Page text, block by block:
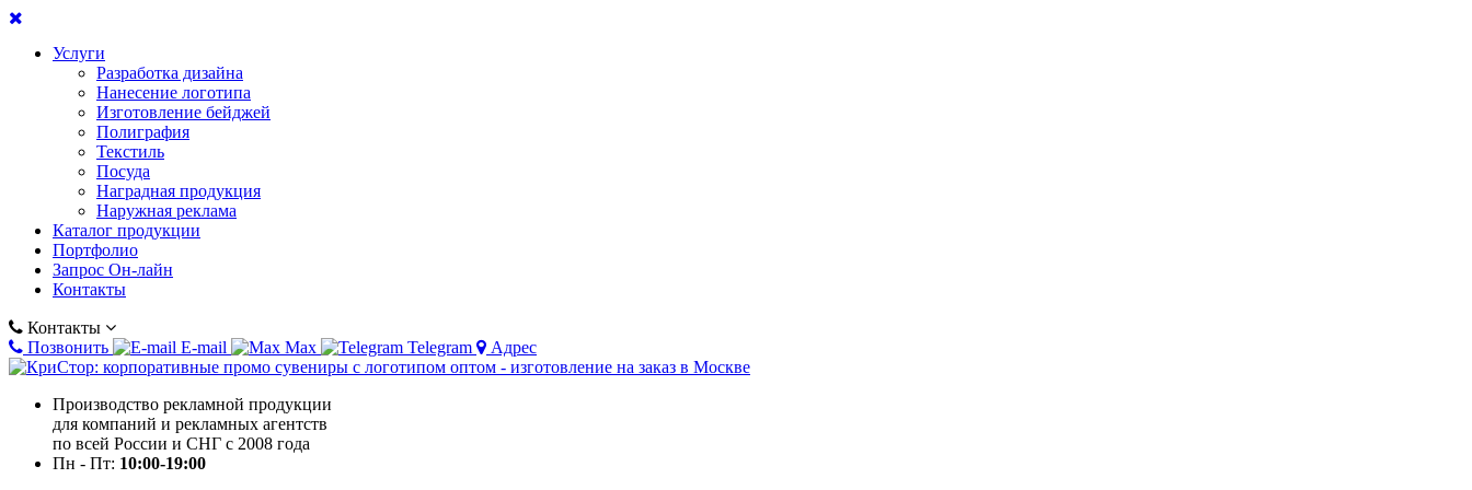
Услуги
Разработка дизайна
Нанесение логотипа
Изготовление бейджей
Полиграфия
Текстиль
Посуда
Наградная продукция
Наружная реклама
Каталог продукции
Портфолио
Запрос Он-лайн
Контакты
Контакты
Позвонить
E-mail Max Telegram Адрес
Производство рекламной продукции
для компаний и рекламных агентств
по всей России и СНГ с 2008 года
Пн - Пт: 10:00-19:00